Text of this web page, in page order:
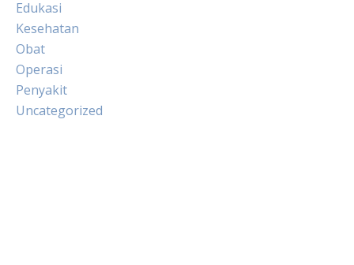
Edukasi
Kesehatan
Obat
Operasi
Penyakit
Uncategorized